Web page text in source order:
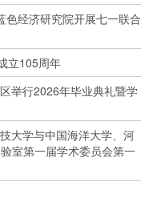
经济研究院开展七一联合
立105周年
举行2026年毕业典礼暨学
大学与中国海洋大学、河
室第一届学术委员会第一